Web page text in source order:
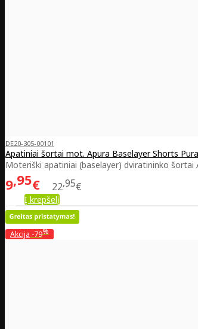
DE20-305-00101
Apatiniai šortai mot. Apura Baselayer Shorts Pura
Moteriški apatiniai (baselayer) dviratininko šortai
9 95€ 2295€
Į krepšelį
Akcija -79%